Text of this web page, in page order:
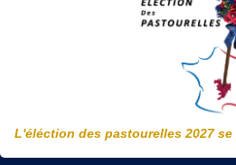
L'éléction des pastourelles 2027